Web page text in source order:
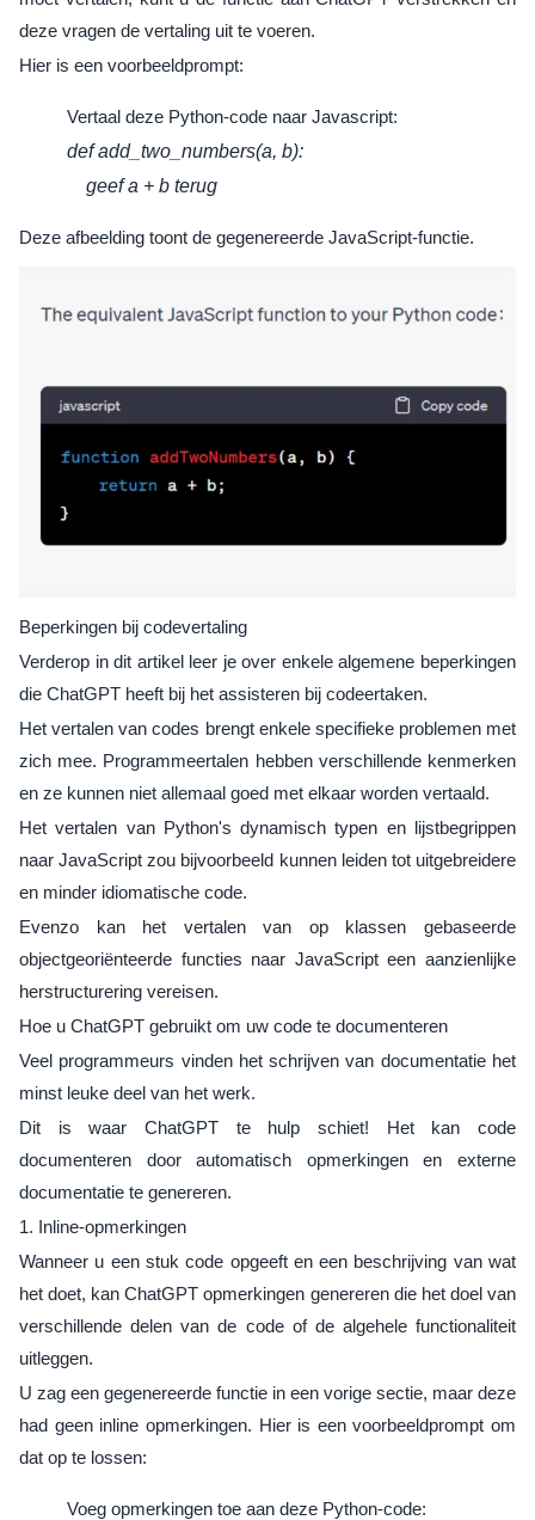
deze vragen de vertaling uit te voeren.
Hier is een voorbeeldprompt:
Vertaal deze Python-code naar Javascript:
def add_two_numbers(a, b):
geef a + b terug
Deze afbeelding toont de gegenereerde JavaScript-functie.
Beperkingen bij codevertaling
Verderop in dit artikel leer je over enkele algemene beperkingen
die ChatGPT heeft bij het assisteren bij codeertaken.
Het vertalen van codes brengt enkele specifieke problemen met
zich mee. Programmeertalen hebben verschillende kenmerken
en ze kunnen niet allemaal goed met elkaar worden vertaald.
Het vertalen van Python's dynamisch typen en lijstbegrippen
naar JavaScript zou bijvoorbeeld kunnen leiden tot uitgebreidere
en minder idiomatische code.
Evenzo kan het vertalen van op klassen gebaseerde
objectgeoriënteerde functies naar JavaScript een aanzienlijke
herstructurering vereisen.
Hoe u ChatGPT gebruikt om uw code te documenteren
Veel programmeurs vinden het schrijven van documentatie het
minst leuke deel van het werk.
Dit is waar ChatGPT te hulp schiet! Het kan code
documenteren door automatisch opmerkingen en externe
documentatie te genereren.
1. Inline-opmerkingen
Wanneer u een stuk code opgeeft en een beschrijving van wat
het doet, kan ChatGPT opmerkingen genereren die het doel van
verschillende delen van de code of de algehele functionaliteit
uitleggen.
U zag een gegenereerde functie in een vorige sectie, maar deze
had geen inline opmerkingen. Hier is een voorbeeldprompt om
dat op te lossen:
Voeg opmerkingen toe aan deze Python-code: